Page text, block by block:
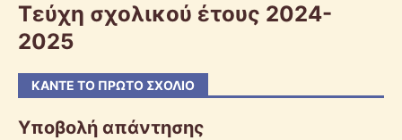
Τεύχη σχολικού έτους 2024-
2025
ΚΆΝΤΕ ΤΟ ΠΡΏΤΟ ΣΧΌΛΙΟ
Υποβολή απάντησης